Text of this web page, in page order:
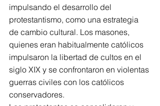
impulsando el desarrollo del
protestantismo, como una estrategia
de cambio cultural. Los masones,
quienes eran habitualmente católicos
impulsaron la libertad de cultos en el
siglo XIX y se confrontaron en violentas
guerras civiles con los católicos
conservadores.